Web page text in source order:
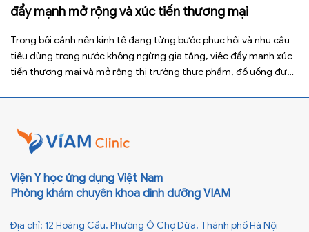
đẩy mạnh mở rộng và xúc tiến thương mại
Trong bối cảnh nền kinh tế đang từng bước phục hồi và nhu cầu
tiêu dùng trong nước không ngừng gia tăng, việc đẩy mạnh xúc
tiến thương mại và mở rộng thị trường thực phẩm, đồ uống được
Viện Y học ứng dụng Việt Nam
Phòng khám chuyên khoa dinh dưỡng VIAM
Địa chỉ: 12 Hoàng Cầu, Phường Ô Chợ Dừa, Thành phố Hà Nội